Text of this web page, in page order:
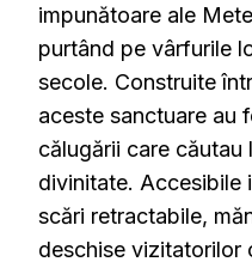
impunătoare ale
purtând pe vârfurile
secole. Construite
aceste sanctuare au
călugării care
divinitate. Accesibile
scări retractabile,
deschise vizitatorilor